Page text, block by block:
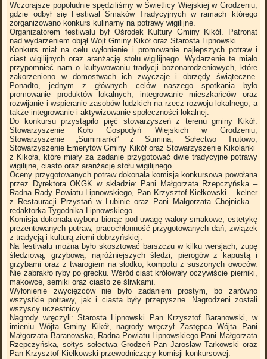
Wczorajsze popołudnie spędziliśmy w Świetlicy Wiejskiej w Grodzeniu,
gdzie odbył się Festiwal Smaków Tradycyjnych w ramach którego
zorganizowano konkurs kulinarny na potrawy wigilijne.
Organizatorem festiwalu był Ośrodek Kultury Gminy Kikół. Patronat
nad wydarzeniem objął Wójt Gminy Kikół oraz Starosta Lipnowski.
Konkurs miał na celu wyłonienie i promowanie najlepszych potraw i
ciast wigilijnych oraz aranżację stołu wigilijnego. Wydarzenie te miało
przypomnieć nam o kultywowaniu tradycji bożonarodzeniowych, które
zakorzeniono w domostwach ich zwyczaje i obrzędy świąteczne.
Ponadto, jednym z głównych celów naszego spotkania było
promowanie produktów lokalnych, integrowanie mieszkańców oraz
rozwijanie i wspieranie zasobów ludzkich na rzecz rozwoju lokalnego, a
także integrowanie i aktywizowanie społeczności lokalnej.
Do konkursu przystąpiło pięć stowarzyszeń z terenu gminy Kikół:
Stowarzyszenie Koło Gospodyń Wiejskich w Grodzeniu,
Stowarzyszenie „Suminianki” z Sumina, Sołectwo Trutowo,
Stowarzyszenie Emerytów Gminy Kikół oraz Stowarzyszenie”Kikolanki”
z Kikoła, które miały za zadanie przygotować dwie tradycyjne potrawy
wigilijne, ciasto oraz aranżację stołu wigilijnego.
Oceny przygotowanych potraw dokonała komisja konkursowa powołana
przez Dyrektora OKGK w składzie: Pani Małgorzata Rzepczyńska –
Radna Rady Powiatu Lipnowskiego, Pan Krzysztof Kiełkowski – kelner
z Restauracji Przystań w Lubinie oraz Pani Małgorzata Chojnicka –
redaktorka Tygodnika Lipnowskiego.
Komisja dokonała wyboru biorąc pod uwagę walory smakowe, estetykę
prezentowanych potraw, pracochłonność przygotowanych dań, związek
z tradycją i kulturą ziemi dobrzyńskiej.
Na festiwalu można było skosztować barszczu w kilku wersjach, zupę
śledziową, grzybową, najróżniejszych śledzi, pierogów z kapustą i
grzybami oraz z twarogiem na słodko, kompotu z suszonych owoców.
Nie zabrakło ryby po grecku. Wśród ciast królowały oczywiście pierniki,
makowce, serniki oraz ciasto ze śliwkami.
Wyłonienie zwycięzców nie było zadaniem prostym, bo zarówno
wszystkie potrawy, jak i ciasta były przepyszne. Nagrodzeni zostali
wszyscy uczestnicy.
Nagrody wręczyli: Starosta Lipnowski Pan Krzysztof Baranowski, w
imieniu Wójta Gminy Kikół, nagrody wręczył Zastępca Wójta Pani
Małgorzata Baranowska, Radna Powiatu Lipnowskiego Pani Małgorzata
Rzepczyńska, sołtys sołectwa Grodzeń Pan Jarosław Tarkowski oraz
Pan Krzysztof Kiełkowski przewodniczący komisji konkursowej.